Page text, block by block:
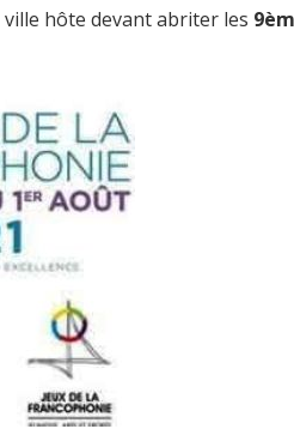
hôte devant abriter les